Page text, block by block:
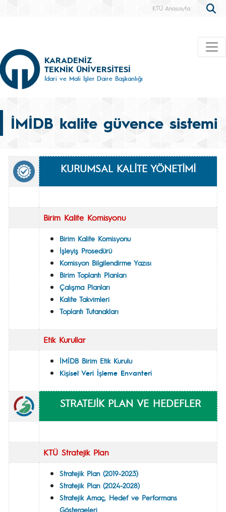
KTÜ Anasayfa
KARADENİZ
TEKNİK ÜNİVERSİTESİ
İdari ve Mali İşler Daire Başkanlığı
İMİDB kalite güvence sistemi
KURUMSAL KALİTE YÖNETİMİ
Birim Kalite Komisyonu
Birim Kalite Komisyonu
İşleyiş Prosedürü
Komisyon Bilgilendirme Yazısı
Birim Toplantı Planları
Çalışma Planları
Kalite Takvimleri
Toplantı Tutanakları
Etik Kurullar
İMİDB Birim Etik Kurulu
Kişisel Veri İşleme Envanteri
STRATEJİK PLAN VE HEDEFLER
KTÜ Stratejik Plan
Stratejik Plan (2019-2023)
Stratejik Plan (2024-2028)
Stratejik Amaç, Hedef ve Performans
Göstergeleri